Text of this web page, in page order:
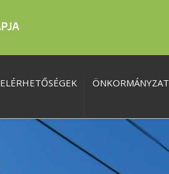
ELÉRHETŐSÉGEK ÖNKORMÁNYZAT